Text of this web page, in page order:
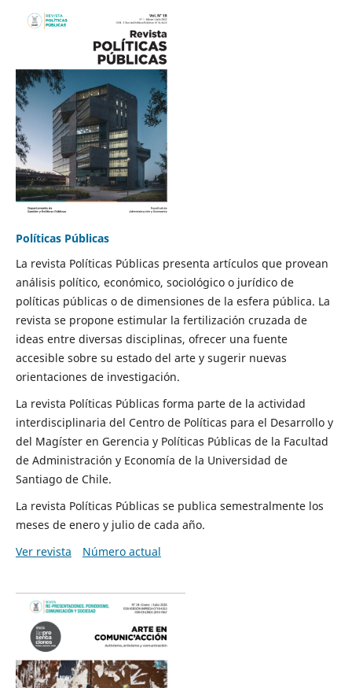
Políticas Públicas
La revista Políticas Públicas presenta artículos que provean
análisis político, económico, sociológico o jurídico de
políticas públicas o de dimensiones de la esfera pública. La
revista se propone estimular la fertilización cruzada de
ideas entre diversas disciplinas, ofrecer una fuente
accesible sobre su estado del arte y sugerir nuevas
orientaciones de investigación.
La revista Políticas Públicas forma parte de la actividad
interdisciplinaria del Centro de Políticas para el Desarrollo y
del Magíster en Gerencia y Políticas Públicas de la Facultad
de Administración y Economía de la Universidad de
Santiago de Chile.
La revista Políticas Públicas se publica semestralmente los
meses de enero y julio de cada año.
Ver revista
Número actual